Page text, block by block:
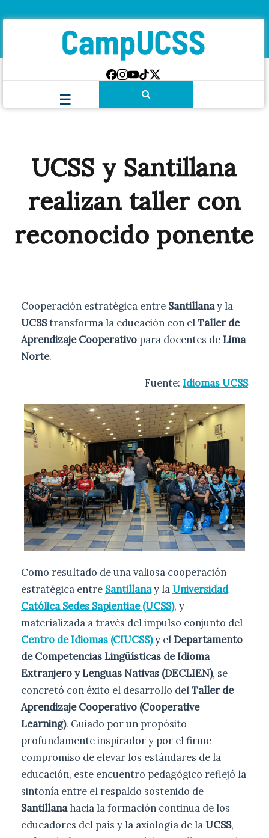
UCSS y Santillana
realizan taller con
reconocido ponente
Cooperación estratégica entre Santillanay la
UCSStransforma la educación con elTaller de
Aprendizaje Cooperativo para docentes deLima
Norte.
Fuente: Idiomas UCSS
Como resultado de una valiosa cooperación
estratégica entre Santillanay laUniversidad
Católica Sedes Sapientiae (UCSS), y
materializada a través del impulso conjunto del
Centro de Idiomas (CIUCSS)y elDepartamento
de Competencias Lingüísticas de Idioma
Extranjero y Lenguas Nativas (DECLIEN), se
concretó con éxito el desarrollo delTaller de
Aprendizaje Cooperativo (Cooperative
Learning). Guiado por un propósito
profundamente inspirador y por el firme
compromiso de elevar los estándares de la
educación, este encuentro pedagógico reflejó la
sintonía entre el respaldo sostenido de
Santillanahacia la formación continua de los
educadores del país y la axiología de laUCSS,